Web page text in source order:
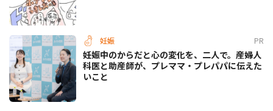
妊娠 PR
妊娠中のからだと心の変化を、二人で。産婦人
科医と助産師が、プレママ・プレパパに伝えた
いこと